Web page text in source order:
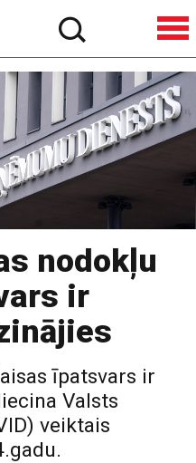
nodokļu
ir
īpatsvars ir
Valsts
veiktais